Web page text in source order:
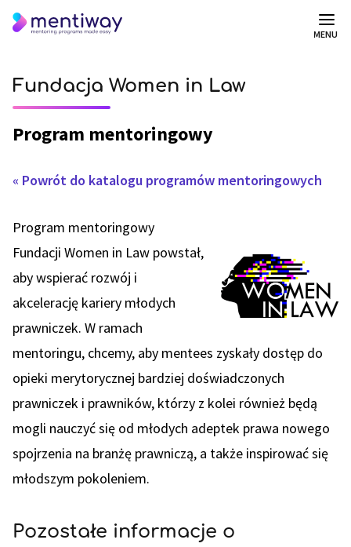
MENU
Fundacja Women in Law
Program mentoringowy
« Powrót do katalogu programów mentoringowych
Program mentoringowy
Fundacji Women in Law powstał,
aby wspierać rozwój i
akcelerację kariery młodych
prawniczek. W ramach
mentoringu, chcemy, aby mentees zyskały dostęp do
opieki merytorycznej bardziej doświadczonych
prawniczek i prawników, którzy z kolei również będą
mogli nauczyć się od młodych adeptek prawa nowego
spojrzenia na branżę prawniczą, a także inspirować się
młodszym pokoleniem.
Pozostałe informacje o